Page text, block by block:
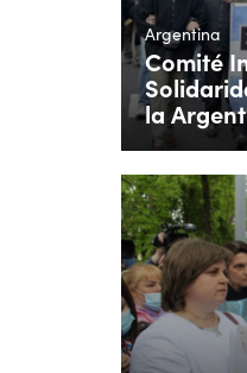
Argentina
Comité
la